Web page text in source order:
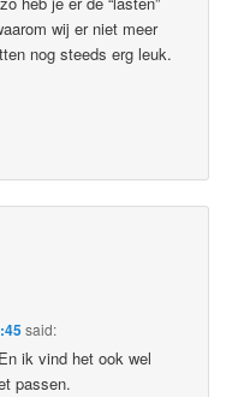
wij er niet meer
nog steeds erg leuk.
said:
ik vind het ook wel
passen.